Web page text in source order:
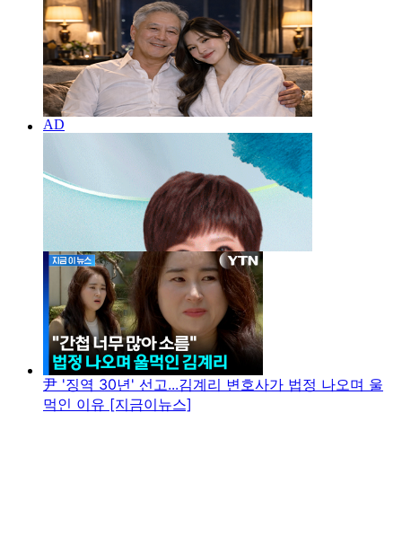
尹 '징역 30년' 선고...김계리 변호사가 법정 나오며 울
먹인 이유 [지금이뉴스]